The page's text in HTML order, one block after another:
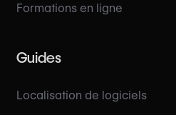
Formations en ligne
Guides
Localisation de logiciels